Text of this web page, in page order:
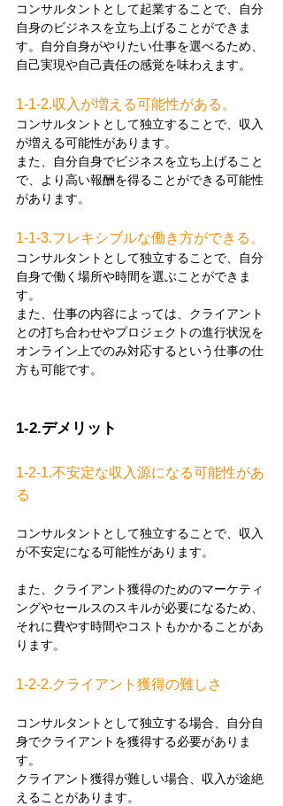
コンサルタントとして起業することで、自分
自身のビジネスを立ち上げることができま
す。自分自身がやりたい仕事を選べるため、
自己実現や自己責任の感覚を味わえます。
1-1-2.収入が増える可能性がある。
コンサルタントとして独立することで、収入
が増える可能性があります。
また、自分自身でビジネスを立ち上げること
で、より高い報酬を得ることができる可能性
があります。
1-1-3.フレキシブルな働き方ができる。
コンサルタントとして独立することで、自分
自身で働く場所や時間を選ぶことができま
す。
また、仕事の内容によっては、クライアント
との打ち合わせやプロジェクトの進行状況を
オンライン上でのみ対応するという仕事の仕
方も可能です。
1-2.デメリット
1-2-1.不安定な収入源になる可能性があ
る
コンサルタントとして独立することで、収入
が不安定になる可能性があります。
また、クライアント獲得のためのマーケティ
ングやセールスのスキルが必要になるため、
それに費やす時間やコストもかかることがあ
ります。
1-2-2.クライアント獲得の難しさ
コンサルタントとして独立する場合、自分自
身でクライアントを獲得する必要がありま
す。
クライアント獲得が難しい場合、収入が途絶
えることがあります。